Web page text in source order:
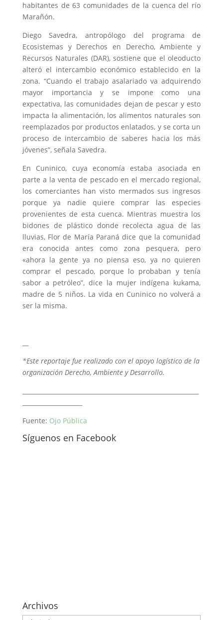
habitantes de 63 comunidades de la cuenca del río
Marañón.
Diego Savedra, antropólogo del programa de
Ecosistemas y Derechos en Derecho, Ambiente y
Recursos Naturales (DAR), sostiene que el oleoducto
alteró el intercambio económico establecido en la
zona. “Cuando el trabajo asalariado va adquirendo
mayor importancia y se impone como una
expectativa, las comunidades dejan de pescar y esto
impacta la alimentación, los alimentos naturales son
reemplazados por productos enlatados, y se corta un
proceso de intercambio de saberes hacia los más
jóvenes”, señala Savedra.
En Cuninico, cuya economía estaba asociada en
parte a la venta de pescado en el mercado regional,
los comerciantes han visto mermados sus ingresos
porque ya nadie quiere comprar las especies
provenientes de esta cuenca. Mientras muestra los
bidones de plástico donde recolecta agua de las
lluvias, Flor de María Paraná dice que la comunidad
era conocida antes como zona pesquera, pero
«ahora la gente ya no piensa eso, ya no quieren
comprar el pescado, porque lo probaban y tenía
sabor a petróleo”, dice la mujer indígena kukama,
madre de 5 niños. La vida en Cuninico no volverá a
ser la misma.
*Este reportaje fue realizado con el apoyo logístico de la
organización Derecho, Ambiente y Desarrollo.
Fuente: Ojo Pública
Síguenos en Facebook
Archivos